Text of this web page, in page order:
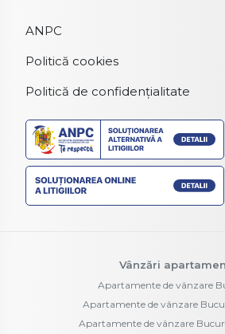
ANPC
Politică cookies
Politică de confidențialitate
Vânzări
Apartamente de vânzare
Apartamente de vânzare
Apartamente de vânzare